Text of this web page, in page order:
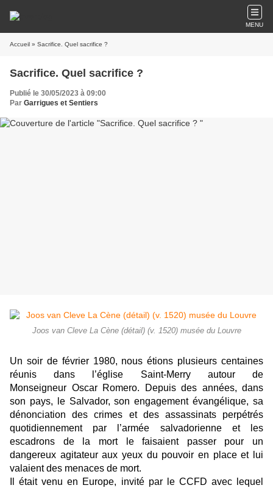
MENU
Accueil » Sacrifice. Quel sacrifice ?
Sacrifice. Quel sacrifice ?
Publié le 30/05/2023 à 09:00
Par Garrigues et Sentiers
Joos van Cleve La Cène (détail) (v. 1520) musée du Louvre
Un soir de février 1980, nous étions plusieurs centaines
réunis dans l’église Saint-Merry autour de
Monseigneur Oscar Romero. Depuis des années, dans
son pays, le Salvador, son engagement évangélique, sa
dénonciation des crimes et des assassinats perpétrés
quotidiennement par l’armée salvadorienne et les
escadrons de la mort le faisaient passer pour un
dangereux agitateur aux yeux du pouvoir en place et lui
valaient des menaces de mort.
Il était venu en Europe, invité par le CCFD avec lequel